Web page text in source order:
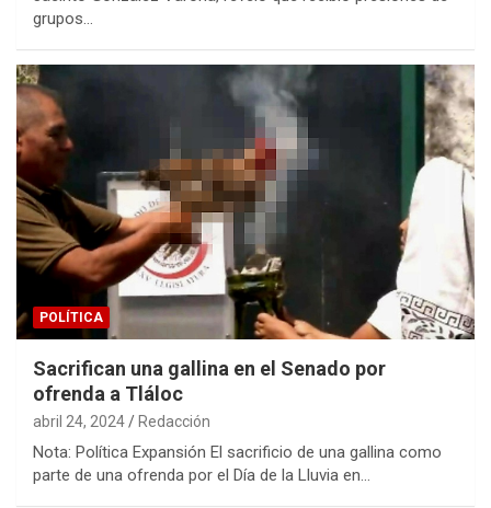
grupos…
POLÍTICA
Sacrifican una gallina en el Senado por
ofrenda a Tláloc
abril 24, 2024 Redacción
Nota: Política Expansión El sacrificio de una gallina como
parte de una ofrenda por el Día de la Lluvia en…